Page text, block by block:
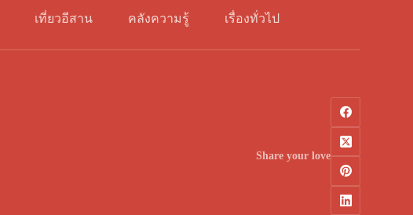
เที่ยวอีสาน คลังความรู้ เรื่องทั่วไป
Share your love